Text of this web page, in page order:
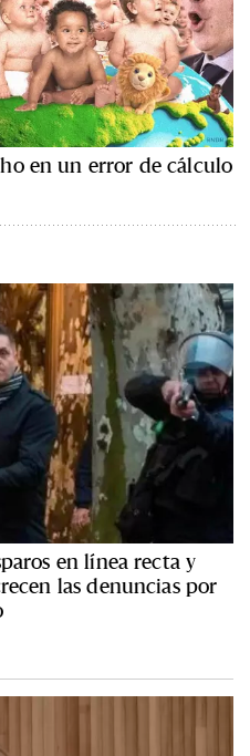
en un error de cálculo
en línea recta y
las denuncias por